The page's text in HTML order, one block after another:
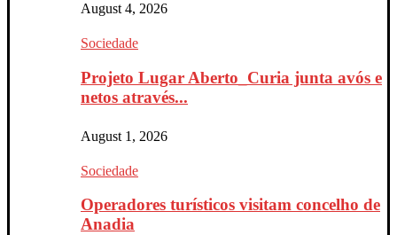
August 4, 2026
Sociedade
Projeto Lugar Aberto_Curia junta avós e
netos através...
August 1, 2026
Sociedade
Operadores turísticos visitam concelho de
Anadia